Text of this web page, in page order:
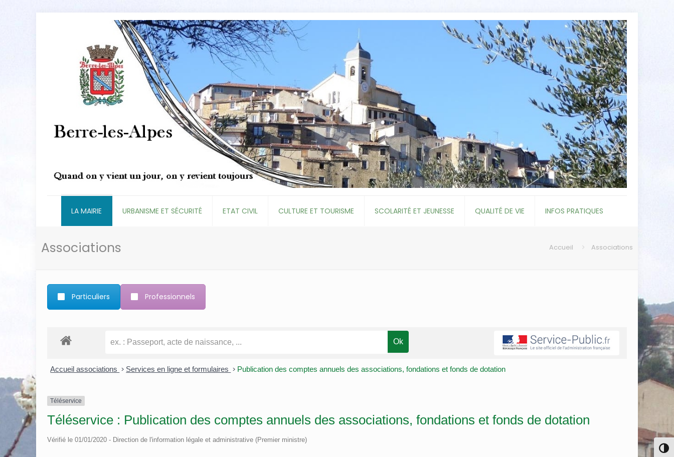
LA MAIRIE URBANISME ET SÉCURITÉ ETAT CIVIL CULTURE ET TOURISME SCOLARITÉ ET JEUNESSE QUALITÉ DE VIE INFOS PRATIQUES
Associations Accueil Associations
Particuliers Professionnels
Accueil associations > Services en ligne et formulaires > Publication des comptes annuels des associations, fondations et fonds de dotation
Téléservice
Téléservice : Publication des comptes annuels des associations, fondations et fonds de dotation
Vérifié le 01/01/2020 - Direction de l'information légale et administrative (Premier ministre)